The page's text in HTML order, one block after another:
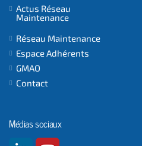
Actus Réseau
Maintenance
Réseau Maintenance
Espace Adhérents
GMAO
Contact
Médias sociaux